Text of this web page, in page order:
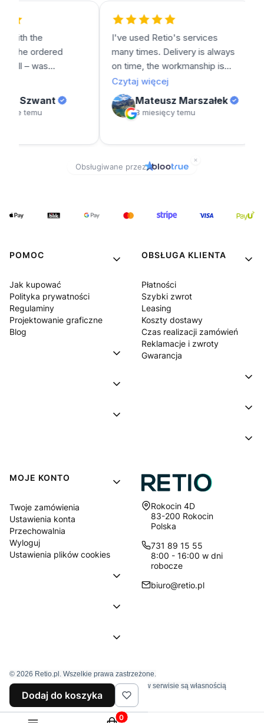
POMOC
Jak kupować
Polityka prywatności
Regulaminy
Projektowanie graficzne
Blog
OBSŁUGA KLIENTA
Płatności
Szybki zwrot
Leasing
Koszty dostawy
Czas realizacji zamówień
Reklamacje i zwroty
Gwarancja
MOJE KONTO
Twoje zamówienia
Ustawienia konta
Przechowalnia
Wyloguj
Ustawienia plików cookies
Adres:
Rokocin 4D
83-200 Rokocin
Polska
731 89 15 55
8:00 - 16:00 w dni
robocze
biuro@retio.pl
© 2026 Retio.pl. Wszelkie prawa zastrzeżone.
Znaki towarowe i nazwy firmowe używane w serwisie są własnością
wyłączne tychże firm.
Dodaj do koszyka